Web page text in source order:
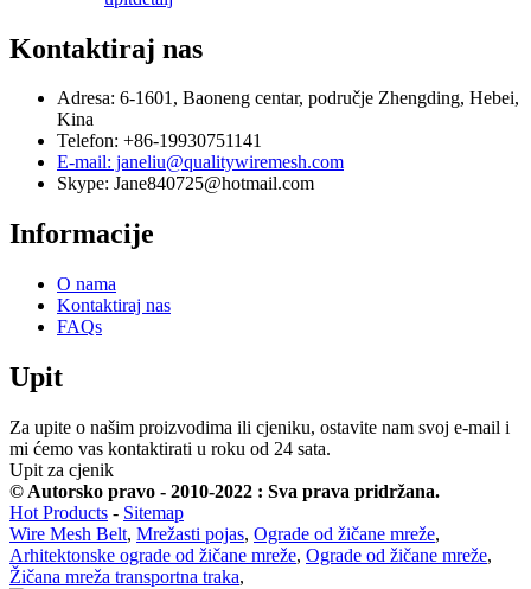
Kontaktiraj nas
Adresa: 6-1601, Baoneng centar, područje Zhengding, Hebei,
Kina
Telefon: +86-19930751141
E-mail: janeliu@qualitywiremesh.com
Skype: Jane840725@hotmail.com
Informacije
O nama
Kontaktiraj nas
FAQs
Upit
Za upite o našim proizvodima ili cjeniku, ostavite nam svoj e-mail i
mi ćemo vas kontaktirati u roku od 24 sata.
Upit za cjenik
© Autorsko pravo - 2010-2022 : Sva prava pridržana.
Hot Products - Sitemap
Wire Mesh Belt, Mrežasti pojas, Ograde od žičane mreže,
Arhitektonske ograde od žičane mreže, Ograde od žičane mreže,
Žičana mreža transportna traka,